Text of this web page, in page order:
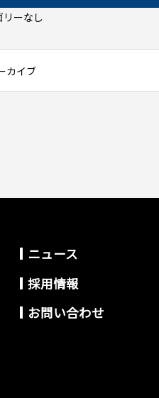
リーなし
カイブ
ニュース
採用情報
お問い合わせ